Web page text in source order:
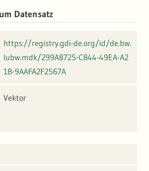
Datensatz
https://registry.gdi-de.org/id/de.bw.
lubw.mdk/299A8725-C844-49EA-A2
1B-9AAFA2F2567A
Vektor